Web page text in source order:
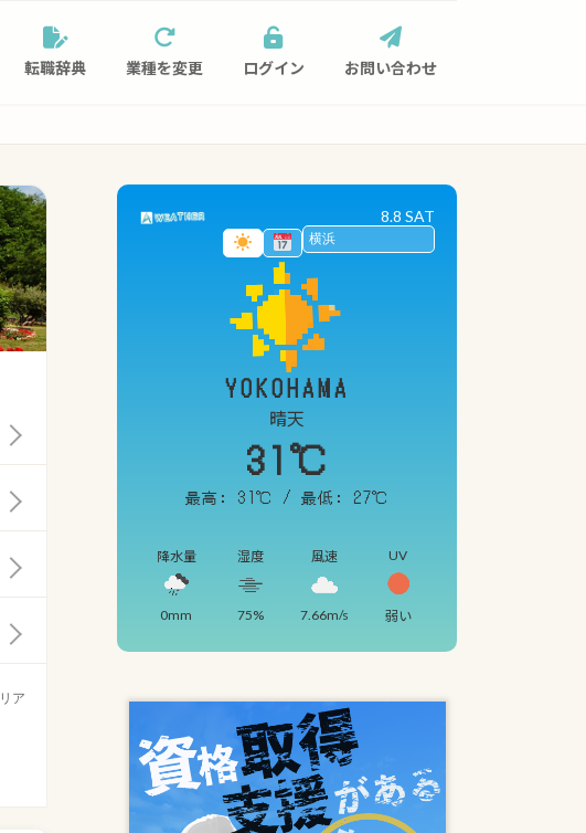
転職辞典 業種を変更 ログイン お問い合わせ
ア
8.8 SAT
YOKOHAMA
晴天
31℃
最高: 31℃ / 最低: 27℃
降水量
0mm
湿度
75%
風速
7.66m/s
UV
弱い